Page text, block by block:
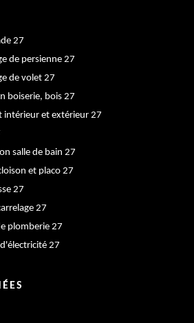
27
de persienne 27
de volet 27
boiserie, bois 27
intérieur et extérieur 27
salle de bain 27
et placo 27
27
27
plomberie 27
27